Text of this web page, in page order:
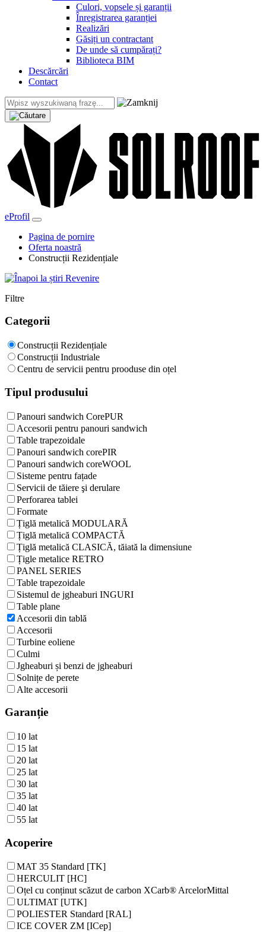
Culori, vopsele și garanții
Înregistrarea garanției
Realizări
Găsiți un contractant
De unde să cumpărați?
Biblioteca BIM
Descărcări
Contact
eProfil
Pagina de pornire
Oferta noastră
Construcții Rezidențiale
Revenire
Filtre
Categorii
Construcții Rezidențiale
Construcții Industriale
Centru de servicii pentru prooduse din oțel
Tipul produsului
Panouri sandwich CorePUR
Accesorii pentru panouri sandwich
Table trapezoidale
Panouri sandwich corePIR
Panouri sandwich coreWOOL
Sisteme pentru fațade
Servicii de tăiere şi derulare
Perforarea tablei
Formate
Țiglă metalică MODULARĂ
Țiglă metalică COMPACTĂ
Țiglă metalică CLASICĂ, tăiată la dimensiune
Țigle metalice RETRO
PANEL SERIES
Table trapezoidale
Sistemul de jgheaburi INGURI
Table plane
Accesorii din tablă
Accesorii
Turbine eoliene
Culmi
Jgheaburi și benzi de jgheaburi
Solnițe de perete
Alte accesorii
Garanție
10 lat
15 lat
20 lat
25 lat
30 lat
35 lat
40 lat
55 lat
Acoperire
MAT 35 Standard [TK]
HERCULIT [HC]
Oțel cu conținut scăzut de carbon XCarb® ArcelorMittal
ULTIMAT [UTK]
POLIESTER Standard [RAL]
ICE COVER ZM [ICep]